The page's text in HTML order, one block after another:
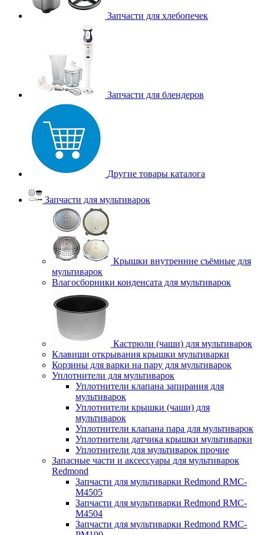
Запчасти для хлебопечек
Запчасти для блендеров
Другие товары каталога
Запчасти для мультиварок
Крышки внутренние съёмные для
мультиварок
Влагосборники конденсата для мультиварок
Кастрюли (чаши) для мультиварок
Клавиши открывания крышки мультиварки
Корзины для варки на пару для мультиварок
Уплотнители для мультиварок
Уплотнители клапана запирания для
мультиварок
Уплотнители крышки (чаши) для
мультиварок
Уплотнители клапана пара для мультиварок
Уплотнители датчика крышки мультиварки
Уплотнители для мультиварок прочие
Запасные части и аксессуары для мультиварок
Redmond
Запчасти для мультиварки Redmond RMC-
M4505
Запчасти для мультиварки Redmond RMC-
M4504
Запчасти для мультиварки Redmond RMC-